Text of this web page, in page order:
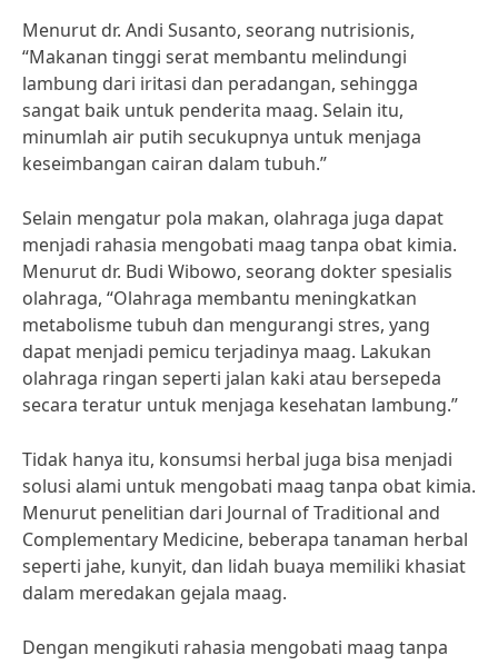
Menurut dr. Andi Susanto, seorang nutrisionis,
“Makanan tinggi serat membantu melindungi
lambung dari iritasi dan peradangan, sehingga
sangat baik untuk penderita maag. Selain itu,
minumlah air putih secukupnya untuk menjaga
keseimbangan cairan dalam tubuh.”
Selain mengatur pola makan, olahraga juga dapat
menjadi rahasia mengobati maag tanpa obat kimia.
Menurut dr. Budi Wibowo, seorang dokter spesialis
olahraga, “Olahraga membantu meningkatkan
metabolisme tubuh dan mengurangi stres, yang
dapat menjadi pemicu terjadinya maag. Lakukan
olahraga ringan seperti jalan kaki atau bersepeda
secara teratur untuk menjaga kesehatan lambung.”
Tidak hanya itu, konsumsi herbal juga bisa menjadi
solusi alami untuk mengobati maag tanpa obat kimia.
Menurut penelitian dari Journal of Traditional and
Complementary Medicine, beberapa tanaman herbal
seperti jahe, kunyit, dan lidah buaya memiliki khasiat
dalam meredakan gejala maag.
Dengan mengikuti rahasia mengobati maag tanpa